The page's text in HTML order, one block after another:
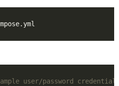
user/password